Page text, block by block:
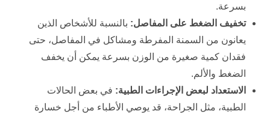
بسرعة.
تخفيف الضغط على المفاصل: بالنسبة للأشخاص الذين
يعانون من السمنة المفرطة ومشاكل في المفاصل، حتى
فقدان كمية صغيرة من الوزن بسرعة يمكن أن يخفف
الضغط والألم.
الاستعداد لبعض الإجراءات الطبية: في بعض الحالات
الطبية، مثل الجراحة، قد يوصي الأطباء من أجل خسارة